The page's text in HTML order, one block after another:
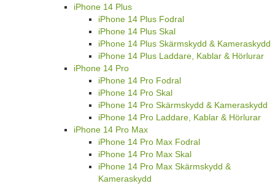
iPhone 14 Plus
iPhone 14 Plus Fodral
iPhone 14 Plus Skal
iPhone 14 Plus Skärmskydd & Kameraskydd
iPhone 14 Plus Laddare, Kablar & Hörlurar
iPhone 14 Pro
iPhone 14 Pro Fodral
iPhone 14 Pro Skal
iPhone 14 Pro Skärmskydd & Kameraskydd
iPhone 14 Pro Laddare, Kablar & Hörlurar
iPhone 14 Pro Max
iPhone 14 Pro Max Fodral
iPhone 14 Pro Max Skal
iPhone 14 Pro Max Skärmskydd &
Kameraskydd